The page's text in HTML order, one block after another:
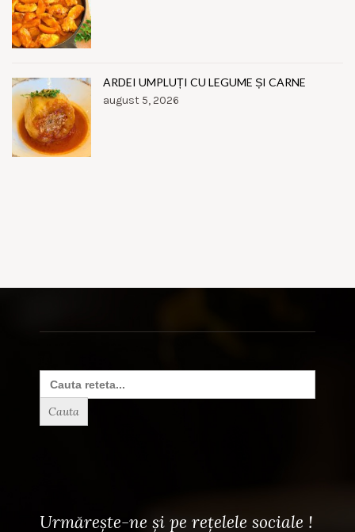
ARDEI UMPLUȚI CU LEGUME ȘI CARNE
august 5, 2026
Search
for:
Urmărește-ne și pe rețelele sociale !